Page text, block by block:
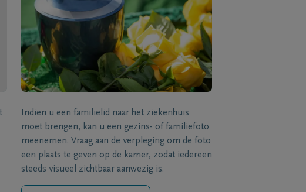
Indien u een familielid naar het ziekenhuis
moet brengen, kan u een gezins- of familiefoto
meenemen. Vraag aan de verpleging om de foto
een plaats te geven op de kamer, zodat iedereen
steeds visueel zichtbaar aanwezig is.